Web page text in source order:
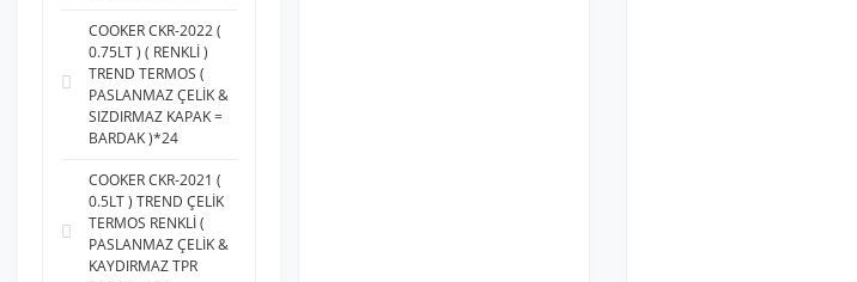
COOKER CKR-2022 (
0.75LT ) ( RENKLİ )
TREND TERMOS (
PASLANMAZ ÇELİK &
SIZDIRMAZ KAPAK =
BARDAK )*24
COOKER CKR-2021 (
0.5LT ) TREND ÇELİK
TERMOS RENKLİ (
PASLANMAZ ÇELİK &
KAYDIRMAZ TPR